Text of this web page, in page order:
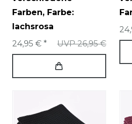
Farben, Farbe:
lachsrosa
UVP 26,95 €
24,95 € *